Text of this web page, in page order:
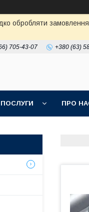
обробляти
705-43-07 +380 (63)
ПРО